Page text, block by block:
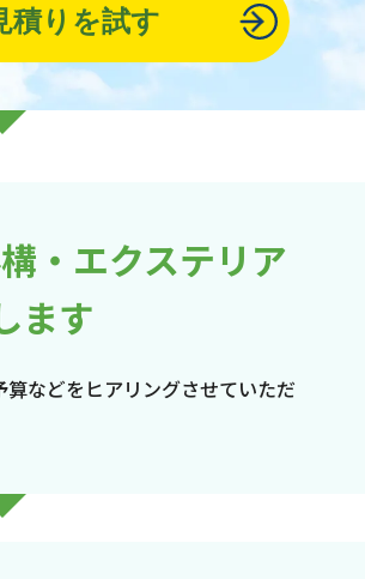
積りを試す
・エクステリア
ます
などをヒアリングさせていただ